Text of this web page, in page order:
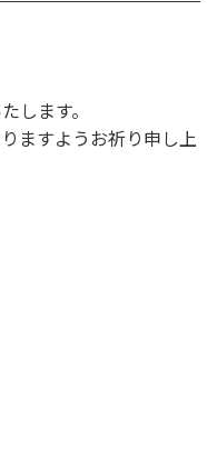
します。
ますようお祈り申し上